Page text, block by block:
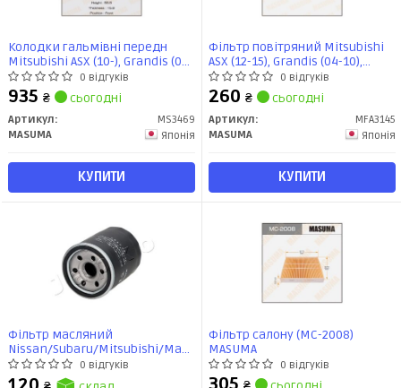
Колодки гальмівні передн
Mitsubishi ASX (10-), Grandis (03-
09), Lancer (07-15), Outlander
(08-) (MS-3469) MASUMA
0 відгуків
935 ₴ сьогодні
Артикул:
MS3469
MASUMA
Японія
КУПИТИ
Фільтр повітряний Mitsubishi
ASX (12-15), Grandis (04-10),
Lancer, Outlander (12-17) (MFA-
3145) MASUMA
0 відгуків
260 ₴ сьогодні
Артикул:
MFA3145
MASUMA
Японія
КУПИТИ
Фільтр масляний
Nissan/Subaru/Mitsubishi/Mazda/Kia/Hyundai/Great
Wall/Opel (10316) JAPKO
0 відгуків
Фільтр салону (MC-2008)
MASUMA
0 відгуків